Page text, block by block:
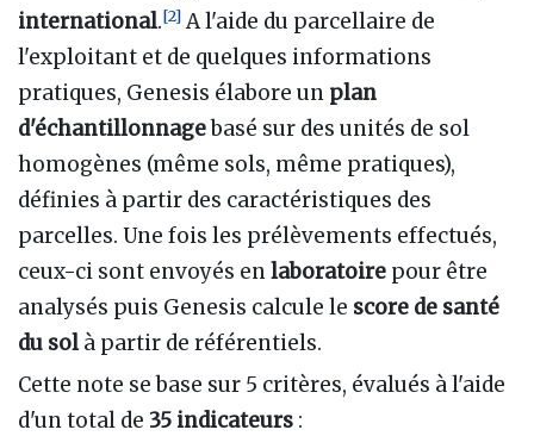
international.[2]A l'aide du parcellaire de
l'exploitant et de quelques informations
pratiques, Genesis élabore un plan
d'échantillonnagebasé sur des unités de sol
homogènes (même sols, même pratiques),
définies à partir des caractéristiques des
parcelles. Une fois les prélèvements effectués,
ceux-ci sont envoyés enlaboratoire pour être
analysés puis Genesis calcule le score de santé
du solà partir de référentiels.
Cette note se base sur 5 critères, évalués à l'aide
d'un total de 35 indicateurs :